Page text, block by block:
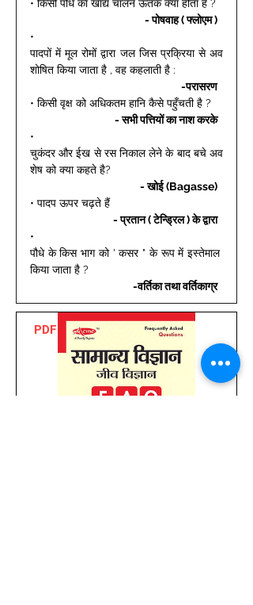
• किसी पौधे का खाद्य चालन ऊतक क्या होता है ?
- पोषवाह ( फ्लोएम )
•
पादपों में मूल रोमों द्वारा जल जिस प्रक्रिया से अव
शोषित किया जाता है , वह कहलाती है :
-परासरण
• किसी वृक्ष को अधिकतम हानि कैसे पहुँचती है ?
- सभी पत्तियों का नाश करके
•
चुकंदर और ईख से रस निकाल लेने के बाद बचे अव
शेष को क्या कहते है?
- खोई (Bagasse)
• पादप ऊपर चढ़ते हैं
- प्रतान ( टेन्ड्रिल ) के द्वारा
•
पौधे के किस भाग को ' कसर " के रूप में इस्तेमाल
किया जाता है ?
-वर्तिका तथा वर्तिकाग्र
PDF